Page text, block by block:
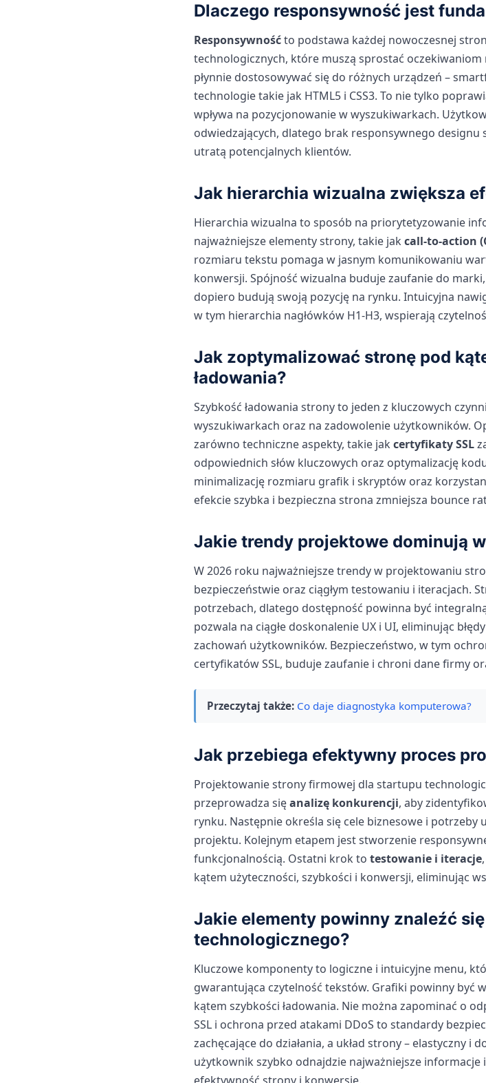
Dlaczego responsywność jest
Responsywnośćto podstawa każdej nowoczesnej
technologicznych, które muszą sprostać
płynnie dostosowywać się do różnych urządzeń –
technologie takie jak HTML5 i CSS3. To nie tylko
wpływa na pozycjonowanie w wyszukiwarkach.
odwiedzających, dlatego brak responsywnego
utratą potencjalnych klientów.
Jak hierarchia wizualna zwiększa
Hierarchia wizualna to sposób na priorytetyzowanie
najważniejsze elementy strony, takie jak call-to-action
rozmiaru tekstu pomaga w jasnym komunikowaniu
konwersji. Spójność wizualna buduje zaufanie do
dopiero budują swoją pozycję na rynku. Intuicyjna
w tym hierarchia nagłówków H1-H3, wspierają
Jak zoptymalizować stronę pod
ładowania?
Szybkość ładowania strony to jeden z kluczowych
wyszukiwarkach oraz na zadowolenie użytkowników.
zarówno techniczne aspekty, takie jak certyfikaty SSL
odpowiednich słów kluczowych oraz optymalizację
minimalizację rozmiaru grafik i skryptów oraz
efekcie szybka i bezpieczna strona zmniejsza bounce
Jakie trendy projektowe dominują
W 2026 roku najważniejsze trendy w projektowaniu
bezpieczeństwie oraz ciągłym testowaniu i iteracjach.
potrzebach, dlatego dostępność powinna być
pozwala na ciągłe doskonalenie UX i UI, eliminując
zachowań użytkowników. Bezpieczeństwo, w tym
certyfikatów SSL, buduje zaufanie i chroni dane firmy
Przeczytaj także: Co daje diagnostyka komputerowa?
Jak przebiega efektywny proces
Projektowanie strony firmowej dla startupu
przeprowadza sięanalizę konkurencji, aby
rynku. Następnie określa się cele biznesowe i
projektu. Kolejnym etapem jest stworzenie
funkcjonalnością. Ostatni krok to testowanie i iteracje
kątem użyteczności, szybkości i konwersji, eliminując
Jakie elementy powinny znaleźć
technologicznego?
Kluczowe komponenty to logiczne i intuicyjne menu,
gwarantująca czytelność tekstów. Grafiki powinny być
kątem szybkości ładowania. Nie można zapominać o
SSL i ochrona przed atakami DDoS to standardy
zachęcające do działania, a układ strony – elastyczny
użytkownik szybko odnajdzie najważniejsze informacje